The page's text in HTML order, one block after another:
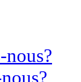
nous?